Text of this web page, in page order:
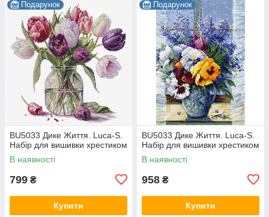
Подарунок
BU5033 Дике Життя. Luca-S.
Набір для вишивки хрестиком
В наявності
799 ₴
Купити
Подарунок
BU5033 Дике Життя. Luca-S.
Набір для вишивки хрестиком
В наявності
958 ₴
Купити